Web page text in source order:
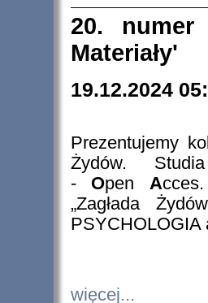
20. numer
Materiały'
19.12.2024
Prezentujemy
Żydów.
- Open A
„Zagłada
PSYCHOLOGIA
więcej...